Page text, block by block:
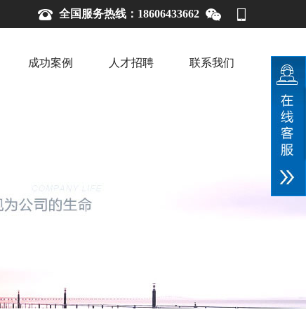
全国服务热线：18606433662
成功案例 人才招聘 联系我们